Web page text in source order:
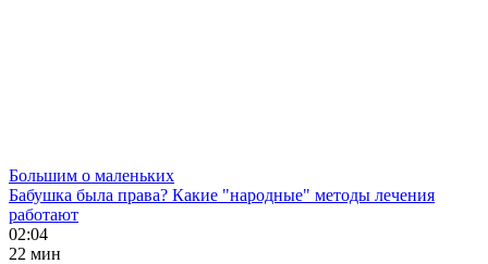
Большим о маленьких
Бабушка была права? Какие "народные" методы лечения
работают
02:04
22 мин